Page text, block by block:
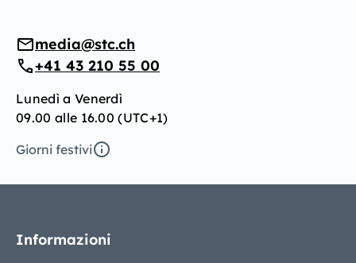
media@stc.ch
+41 43 210 55 00
Lunedì a Venerdì
09.00 alle 16.00 (UTC+1)
Giorni festivi
Informazioni